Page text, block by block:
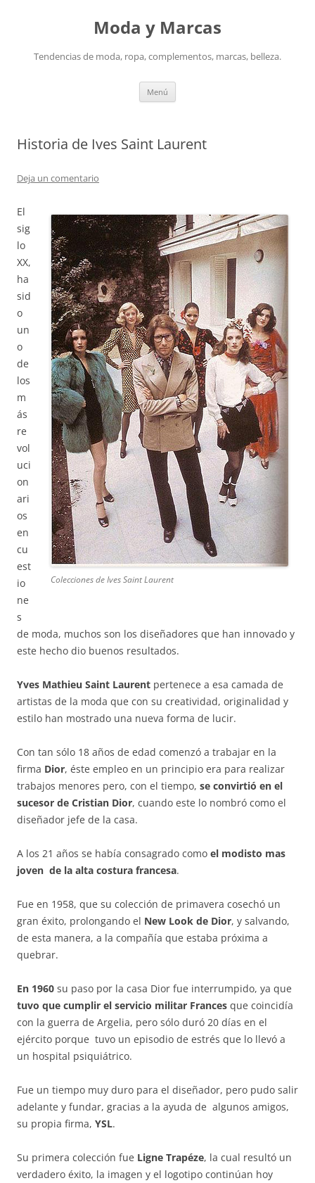
Moda y Marcas
Tendencias de moda, ropa, complementos, marcas, belleza.
Menú
Historia de Ives Saint Laurent
Deja un comentario
Colecciones de Ives Saint Laurent
El
sig
lo
XX,
ha
sid
o
un
o
de
los
m
ás
re
vol
uci
on
ari
os
en
cu
est
io
ne
s
de moda, muchos son los diseñadores que han innovado y
este hecho dio buenos resultados.
Yves Mathieu Saint Laurent pertenece a esa camada de
artistas de la moda que con su creatividad, originalidad y
estilo han mostrado una nueva forma de lucir.
Con tan sólo 18 años de edad comenzó a trabajar en la
firma Dior, éste empleo en un principio era para realizar
trabajos menores pero, con el tiempo, se convirtió en el
sucesor de Cristian Dior, cuando este lo nombró como el
diseñador jefe de la casa.
A los 21 años se había consagrado como el modisto mas
joven de la alta costura francesa.
Fue en 1958, que su colección de primavera cosechó un
gran éxito, prolongando el New Look de Dior, y salvando,
de esta manera, a la compañía que estaba próxima a
quebrar.
En 1960 su paso por la casa Dior fue interrumpido, ya que
tuvo que cumplir el servicio militar Frances que coincidía
con la guerra de Argelia, pero sólo duró 20 días en el
ejército porque tuvo un episodio de estrés que lo llevó a
un hospital psiquiátrico.
Fue un tiempo muy duro para el diseñador, pero pudo salir
adelante y fundar, gracias a la ayuda de algunos amigos,
su propia firma, YSL.
Su primera colección fue Ligne Trapéze, la cual resultó un
verdadero éxito, la imagen y el logotipo continúan hoy